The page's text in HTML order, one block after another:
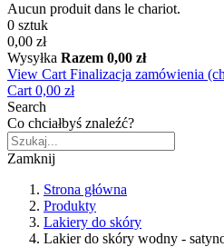
Aucun produit dans le chariot.
0 sztuk
0,00 zł
Wysyłka Razem 0,00 zł
View Cart Finalizacja zamówienia
Cart 0,00 zł
Search
Co chciałbyś znaleźć?
Zamknij
Strona główna
Produkty
Lakiery do skóry
Lakier do skóry wodny -